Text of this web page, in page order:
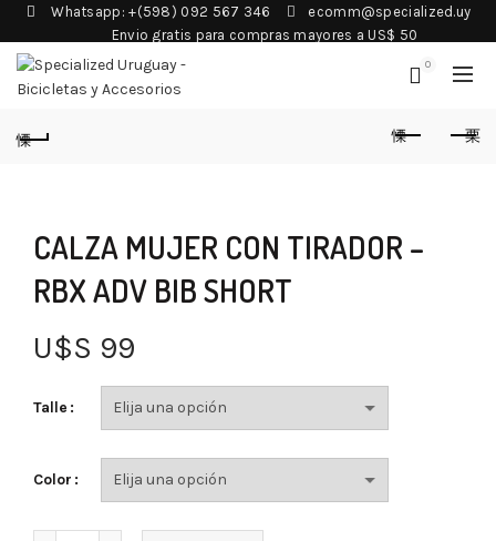
Whatsapp: +(598) 092 567 346
ecomm@specialized.uy
Envio gratis para compras mayores a US$ 50
0
CALZA MUJER CON TIRADOR –
RBX ADV BIB SHORT
U$S 99
Talle
Color